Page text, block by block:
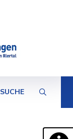
SUCHE